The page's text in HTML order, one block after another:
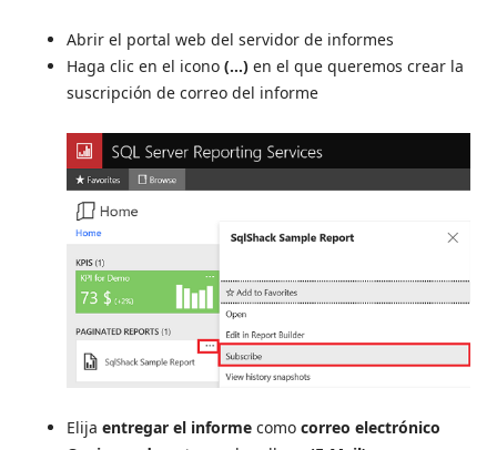
Abrir el portal web del servidor de informes
Haga clic en el icono (…) en el que queremos crear la
suscripción de correo del informe
Elija entregar el informe como correo electrónico